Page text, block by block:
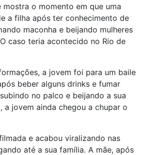
mostra o momento em que uma
a filha após ter conhecimento de
maconha e beijando mulheres
caso teria acontecido no Rio de
a jovem foi para um baile
beber alguns drinks e fumar
no palco e beijando a sua
a jovem ainda chegou a chupar o
e acabou viralizando nas
até a sua família. A mãe, após